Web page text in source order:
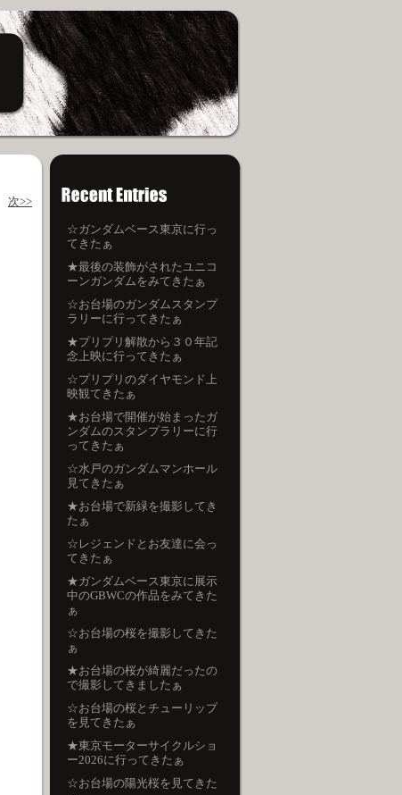
次>>
☆ガンダムベース東京に行っ
てきたぁ
★最後の装飾がされたユニコ
ーンガンダムをみてきたぁ
☆お台場のガンダムスタンプ
ラリーに行ってきたぁ
★プリプリ解散から３０年記
念上映に行ってきたぁ
☆プリプリのダイヤモンド上
映観てきたぁ
★お台場で開催が始まったガ
ンダムのスタンプラリーに行
ってきたぁ
☆水戸のガンダムマンホール
見てきたぁ
★お台場で新緑を撮影してき
たぁ
☆レジェンドとお友達に会っ
てきたぁ
★ガンダムベース東京に展示
中のGBWCの作品をみてきた
ぁ
☆お台場の桜を撮影してきた
ぁ
★お台場の桜が綺麗だったの
で撮影してきましたぁ
☆お台場の桜とチューリップ
を見てきたぁ
★東京モーターサイクルショ
ー2026に行ってきたぁ
☆お台場の陽光桜を見てきた